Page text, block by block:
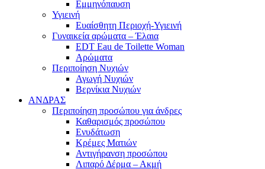
Εμμηνόπαυση
Υγιεινή
Ευαίσθητη Περιοχή-Υγιεινή
Γυναικεία αρώματα – Έλαια
EDT Eau de Toilette Woman
Αρώματα
Περιποίηση Νυχιών
Αγωγή Νυχιών
Βερνίκια Νυχιών
ΑΝΔΡΑΣ
Περιποίηση προσώπου για άνδρες
Καθαρισμός προσώπου
Ενυδάτωση
Κρέμες Ματιών
Αντιγήρανση προσώπου
Λιπαρό Δέρμα – Ακμή